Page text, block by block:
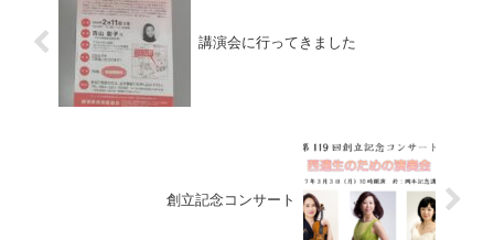
講演会に行ってきました
創立記念コンサート